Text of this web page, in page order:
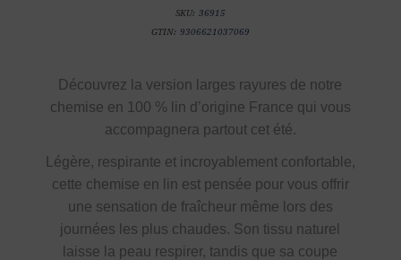
SKU: 36915
GTIN: 9306621037069
Découvrez la version larges rayures de notre
chemise en 100 % lin d’origine France qui vous
accompagnera partout cet été.
Légère, respirante et incroyablement confortable,
cette chemise en lin est pensée pour vous offrir
une sensation de fraîcheur même lors des
journées les plus chaudes. Son tissu naturel
laisse la peau respirer, tandis que sa coupe